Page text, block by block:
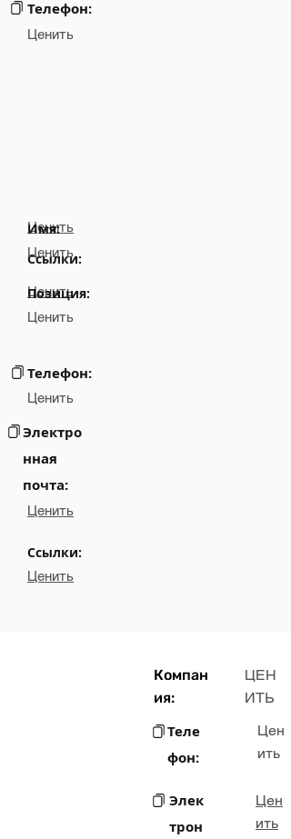
Телефон:
Ценить
Ценить
Ссылки:
Ценить
Имя:
Ценить
Позиция:
Ценить
Телефон:
Ценить
Электро
нная
почта:
Ценить
Ссылки:
Ценить
Компан
ия:
ЦЕН
ИТЬ
Теле
фон:
Цен
ить
Элек
трон
Цен
ить